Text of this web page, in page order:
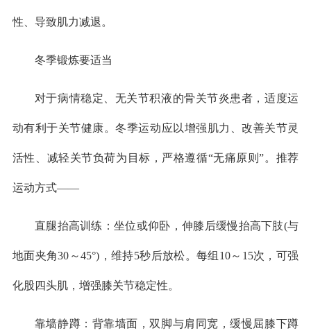
性、导致肌力减退。
冬季锻炼要适当
对于病情稳定、无关节积液的骨关节炎患者，适度运
动有利于关节健康。冬季运动应以增强肌力、改善关节灵
活性、减轻关节负荷为目标，严格遵循“无痛原则”。推荐
运动方式——
直腿抬高训练：坐位或仰卧，伸膝后缓慢抬高下肢(与
地面夹角30～45°)，维持5秒后放松。每组10～15次，可强
化股四头肌，增强膝关节稳定性。
靠墙静蹲：背靠墙面，双脚与肩同宽，缓慢屈膝下蹲